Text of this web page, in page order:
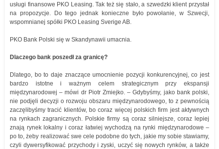
usługi finansowe PKO Leasing. Tak też się stało, a szwedzki klient przystał
na propozycje. Do tego jednak konieczne było powołanie, w Szwecji,
wspomnianej spółki PKO Leasing Sverige AB.
PKO Bank Polski się w Skandynawii umacnia.
Dlaczego bank poszedł za granicę?
Dlatego, bo to daje znaczące umocnienie pozycji konkurencyjnej, co jest
bardzo istotne i ważnym celem strategicznym przy ekspansji
międzynarodowej – mówi dr Piotr Zmiejko. – Gdybyśmy, jako bank polski,
nie podjęli decyzji o rozwoju obszaru międzynarodowego, to z pewnością
zaczęlibyśmy tracić klientów, bo coraz więcej polskich firm jest aktywnych
na rynkach zagranicznych. Polskie firmy są coraz silniejsze, coraz lepiej
znają rynek lokalny i coraz łatwiej wychodzą na rynki międzynarodowe –
po to, żeby realizować swe cele podobne do tych, jakie my sobie stawiamy,
czyli dywersyfikować przychody i zyski, uczyć się nowych rynków, a także